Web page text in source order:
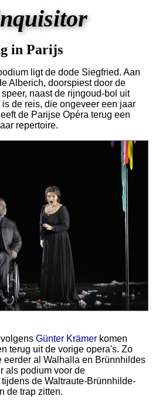
in Parijs
ligt de dode Siegfried. Aan
Alberich, doorspiest door de
naast de rijngoud-bol uit
is de reis, die ongeveer een jaar
de Parijse Opéra terug een
repertoire.
volgens Günter Krämer komen
terug uit de vorige opera's. Zo
eerder al Walhalla en Brünnhildes
als podium voor de
de Waltraute-Brünnhilde-
de trap zitten.